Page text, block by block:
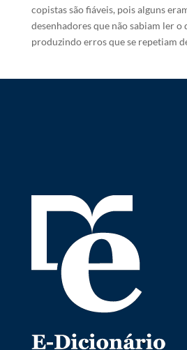
copistas são fiáveis, pois alguns
desenhadores que não sabiam ler o
produzindo erros que se repetiam